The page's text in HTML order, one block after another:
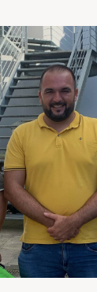
vie privée
professionnel